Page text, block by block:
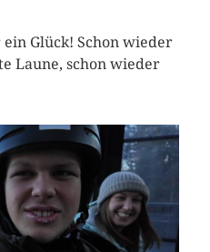
Glück! Schon wieder
Laune, schon wieder